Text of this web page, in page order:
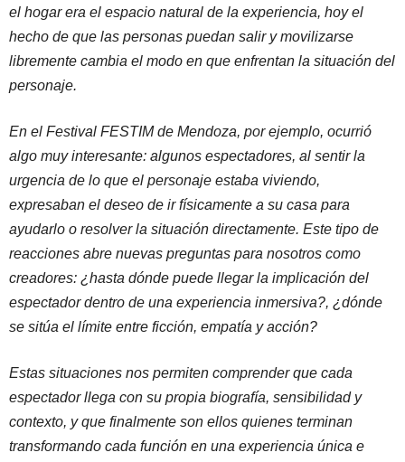
el hogar era el espacio natural de la experiencia, hoy el
hecho de que las personas puedan salir y movilizarse
libremente cambia el modo en que enfrentan la situación del
personaje.
En el Festival FESTIM de Mendoza, por ejemplo, ocurrió
algo muy interesante: algunos espectadores, al sentir la
urgencia de lo que el personaje estaba viviendo,
expresaban el deseo de ir físicamente a su casa para
ayudarlo o resolver la situación directamente. Este tipo de
reacciones abre nuevas preguntas para nosotros como
creadores: ¿hasta dónde puede llegar la implicación del
espectador dentro de una experiencia inmersiva?, ¿dónde
se sitúa el límite entre ficción, empatía y acción?
Estas situaciones nos permiten comprender que cada
espectador llega con su propia biografía, sensibilidad y
contexto, y que finalmente son ellos quienes terminan
transformando cada función en una experiencia única e